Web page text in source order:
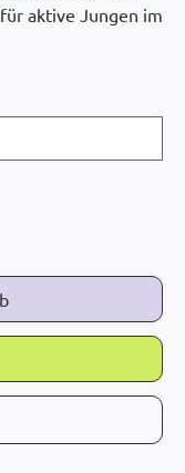
aktive Jungen im